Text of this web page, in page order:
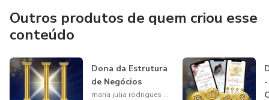
Outros produtos de quem criou esse
conteúdo
Dona da Estrutura
de Negócios
maria julia rodrigues bersan nascimento